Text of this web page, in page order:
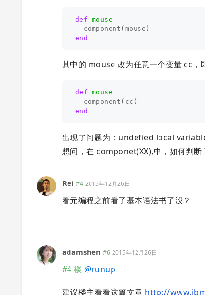
def
mouse
component ( mouse )
end
其中的 mouse 改为任意一个变量 cc，
def
mouse
component ( cc )
end
出现了问题为：undefied local
想问，在 componet(XX),中，如何判断
Rei #4 2015年12月26日
看元编程之前看了基本语法书了没？
adamshen #6 2015年12月26日
#4 楼 @runup
建议楼主看看这篇文章 http://